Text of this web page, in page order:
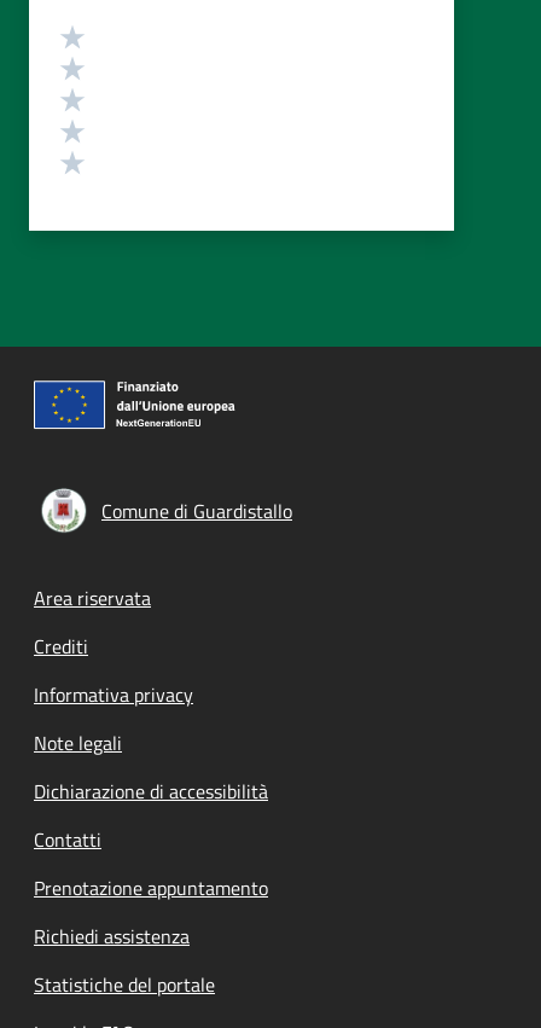
Valutazione
Comune di Guardistallo
Footer menu
Area riservata
Crediti
Informativa privacy
Note legali
Dichiarazione di accessibilità
Contatti
Prenotazione appuntamento
Richiedi assistenza
Statistiche del portale